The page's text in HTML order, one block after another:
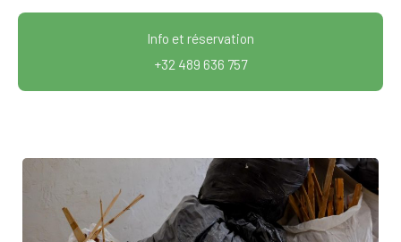
Info et réservation
+32 489 636 757